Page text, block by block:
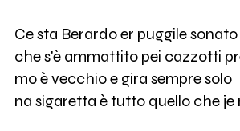
Ce sta Berardo er puggile sonato
che s'è ammattito pei cazzotti
mo è vecchio e gira sempre solo
na sigaretta è tutto quello che je